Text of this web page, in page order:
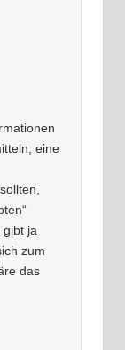
eine
gibt ja
zum
das